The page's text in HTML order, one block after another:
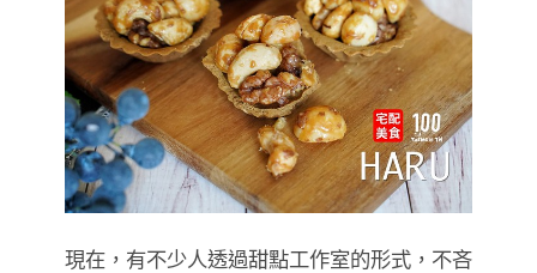
現在，有不少人透過甜點工作室的形式，不吝